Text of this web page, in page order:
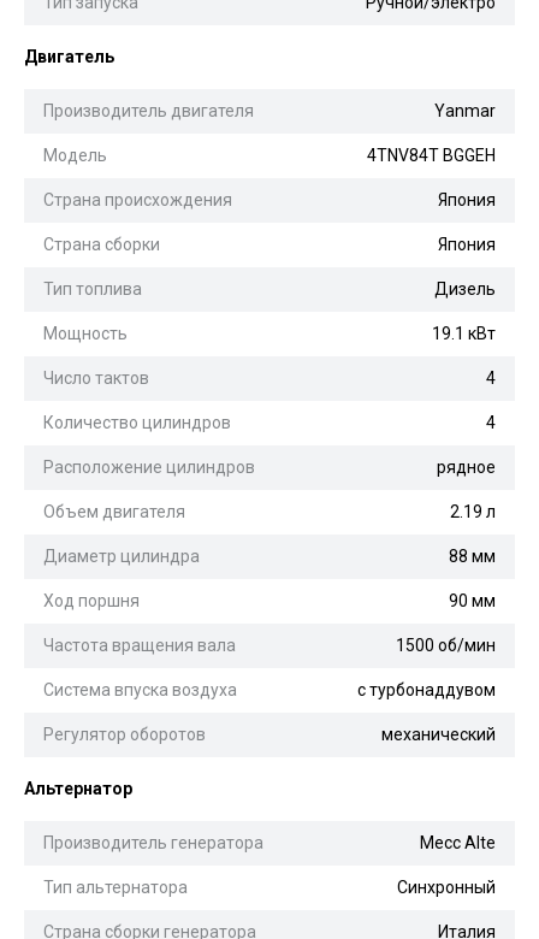
Двигатель
Производитель двигателя Yanmar
Модель 4TNV84T BGGEH
Страна происхождения Япония
Страна сборки Япония
Тип топлива Дизель
Мощность 19.1 кВт
Число тактов 4
Количество цилиндров 4
Расположение цилиндров рядное
Объем двигателя 2.19 л
Диаметр цилиндра 88 мм
Ход поршня 90 мм
Частота вращения вала 1500 об/мин
Система впуска воздуха с турбонаддувом
Регулятор оборотов механический
Альтернатор
Производитель генератора Mecc Alte
Тип альтернатора Синхронный
Страна сборки генератора Италия